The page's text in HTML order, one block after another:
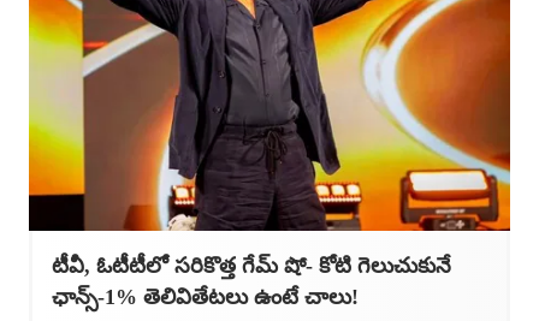
టీవీ, ఓటీటీలో సరికొత్త గేమ్ షో- కోటి గెలుచుకునే
ఛాన్స్-1% తెలివితేటలు ఉంటే చాలు!